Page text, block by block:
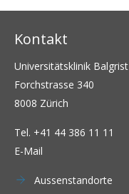
Kontakt
Universitätsklinik Balgrist
Forchstrasse 340
8008 Zürich
Tel. +41 44 386 11 11
E-Mail
Aussenstandorte